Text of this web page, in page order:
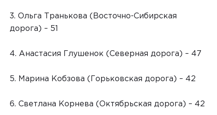
3. Ольга Транькова (Восточно-Сибирская
дорога) – 51
4. Анастасия Глушенок (Северная дорога) – 47
5. Марина Кобзова (Горьковская дорога) – 42
6. Светлана Корнева (Октябрьская дорога) – 42